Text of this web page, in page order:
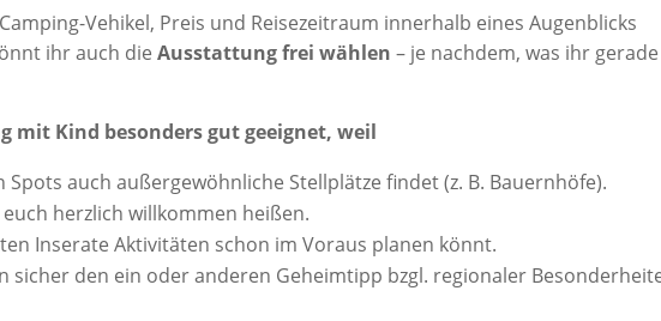
Vehikel, Preis und Reisezeitraum innerhalb eines Augenblicks
ihr auch dieAusstattung frei wählen – je nachdem, was ihr gerade
mit Kind besonders gut geeignet, weil
auch außergewöhnliche Stellplätze findet (z. B. Bauernhöfe).
herzlich willkommen heißen.
Inserate Aktivitäten schon im Voraus planen könnt.
sicher den ein oder anderen Geheimtipp bzgl. regionaler